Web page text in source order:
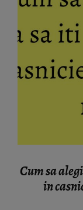
Cum sa
in